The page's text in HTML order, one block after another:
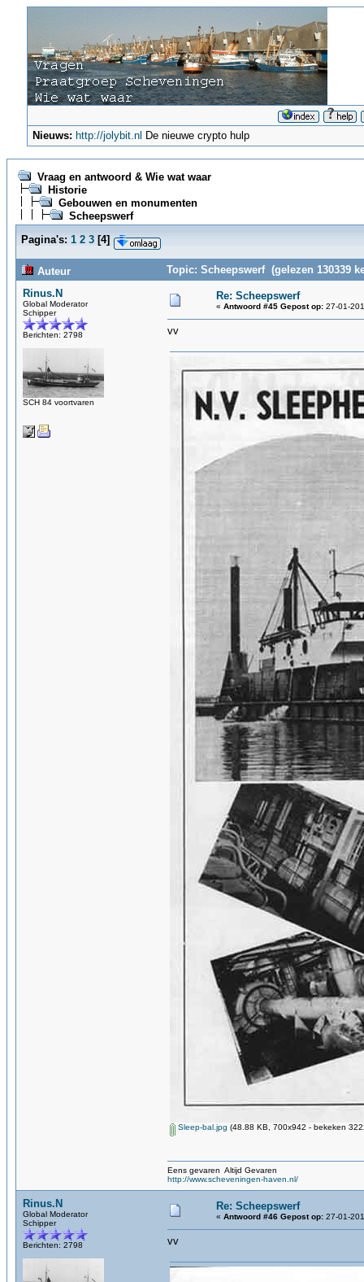
Nieuws: http://jolybit.nl De nieuwe crypto hulp
Vraag en antwoord & Wie wat waar
Historie
Gebouwen en monumenten
Scheepswerf
Pagina's: 1 2 3 [4]
Auteur
Topic: Scheepswerf (gelezen 130339
Rinus.N
Global Moderator
Schipper
Berichten: 2798
SCH 84 voortvaren
Re: Scheepswerf
« Antwoord #45 Gepost op: 27-01-
vv
Sleep-bal.jpg (48.88 KB, 700x942 - bekeken
Eens gevaren Altijd Gevaren
http://www.scheveningen-haven.nl/
Rinus.N
Global Moderator
Schipper
Berichten: 2798
Re: Scheepswerf
« Antwoord #46 Gepost op: 27-01-
vv